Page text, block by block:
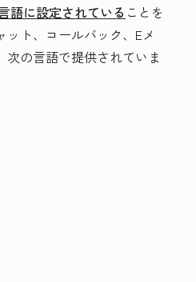
語に設定されている ことを
ト、コールバック、Eメ
次の言語で提供されていま